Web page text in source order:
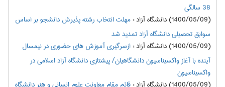
38 سالگی
(1400/05/09) دانشگاه آزاد
:مهلت انتخاب رشته پذیرش دانشجو بر اساس
سوابق تحصیلی دانشگاه آزاد تمدید شد
(1400/05/09) دانشگاه آزاد
:ازسرگیری آموزش های حضوری در نیمسال
آینده با آغاز واکسیناسیون دانشگاهیان/ پیشتازی دانشگاه آزاد اسلامی در
واکسیناسیون